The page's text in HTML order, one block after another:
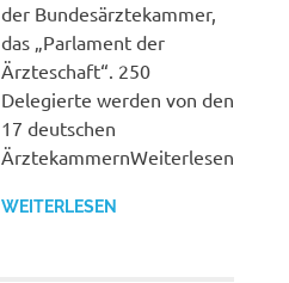
der Bundesärztekammer,
das „Parlament der
Ärzteschaft“. 250
Delegierte werden von den
17 deutschen
ÄrztekammernWeiterlesen
WEITERLESEN